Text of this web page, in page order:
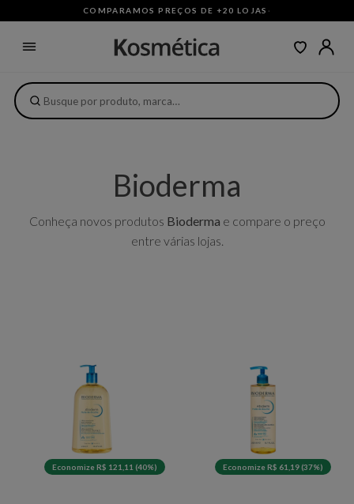
COMPARAMOS PREÇOS DE +20 LOJAS ·
Bioderma
Conheça novos produtos Bioderma e compare o preço
entre várias lojas.
Economize R$ 121,11 (40%) Economize R$ 61,19 (37%)